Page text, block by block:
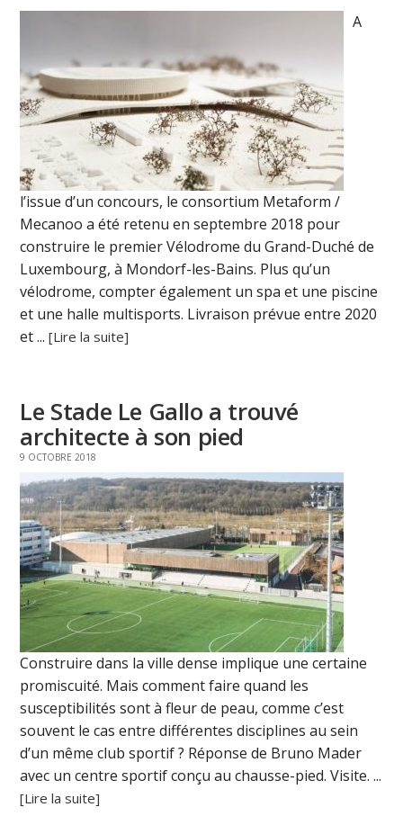
A
l’issue d’un concours, le consortium Metaform /
Mecanoo a été retenu en septembre 2018 pour
construire le premier Vélodrome du Grand-Duché de
Luxembourg, à Mondorf-les-Bains. Plus qu’un
vélodrome, compter également un spa et une piscine
et une halle multisports. Livraison prévue entre 2020
et ...[Lire la suite]
Le Stade Le Gallo a trouvé
architecte à son pied
9 OCTOBRE 2018
Construire dans la ville dense implique une certaine
promiscuité. Mais comment faire quand les
susceptibilités sont à fleur de peau, comme c’est
souvent le cas entre différentes disciplines au sein
d’un même club sportif ? Réponse de Bruno Mader
avec un centre sportif conçu au chausse-pied. Visite. ...
[Lire la suite]